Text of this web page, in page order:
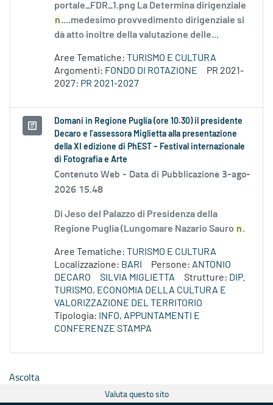
portale_FDR_1.png La Determina dirigenziale
n....medesimo provvedimento dirigenziale si
dà atto inoltre della valutazione delle...
Aree Tematiche: TURISMO E CULTURA
Argomenti: FONDO DI ROTAZIONE
PR 2021-
2027: PR 2021-2027
Domani in Regione Puglia (ore 10.30) il presidente
Decaro e l’assessora Miglietta alla presentazione
della XI edizione di PhEST – Festival internazionale
di Fotografia e Arte
Contenuto Web - Data di Pubblicazione 3-ago-
2026 15.48
Di Jeso del Palazzo di Presidenza della
Regione Puglia (Lungomare Nazario Sauro n.
Aree Tematiche: TURISMO E CULTURA
Localizzazione: BARI Persone: ANTONIO
DECARO
SILVIA MIGLIETTA Strutture: DIP.
TURISMO, ECONOMIA DELLA CULTURA E
VALORIZZAZIONE DEL TERRITORIO
Tipologia:
INFO, APPUNTAMENTI E
CONFERENZE STAMPA
Ascolta
Valuta questo sito